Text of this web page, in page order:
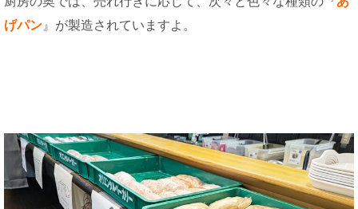
げパン 』が製造されていますよ。